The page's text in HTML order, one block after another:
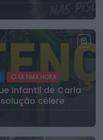
ÚLTIMA HORA
Infantil de Caria
célere